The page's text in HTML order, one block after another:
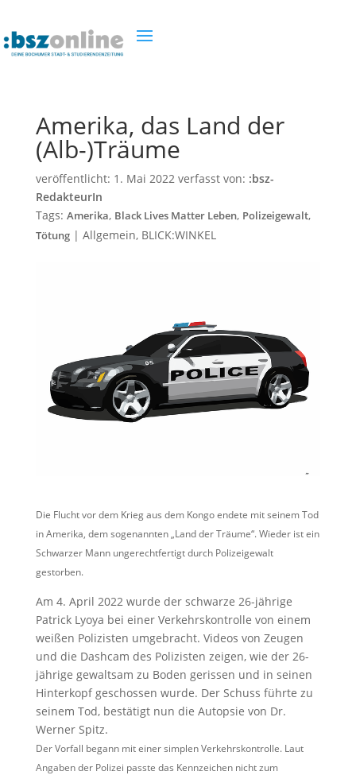
Amerika, das Land der
(Alb-)Träume
veröffentlicht: 1. Mai 2022verfasst von: :bsz-
RedakteurIn
Tags: Amerika, Black Lives Matter Leben, Polizeigewalt,
Tötung| Allgemein, BLICK:WINKEL
Die Flucht vor dem Krieg aus dem Kongo endete mit seinem Tod
in Amerika, dem sogenannten „Land der Träume“. Wieder ist ein
Schwarzer Mann ungerechtfertigt durch Polizeigewalt
gestorben.
Am 4. April 2022 wurde der schwarze 26-jährige
Patrick Lyoya bei einer Verkehrskontrolle von einem
weißen Polizisten umgebracht. Videos von Zeugen
und die Dashcam des Polizisten zeigen, wie der 26-
jährige gewaltsam zu Boden gerissen und in seinen
Hinterkopf geschossen wurde. Der Schuss führte zu
seinem Tod, bestätigt nun die Autopsie von Dr.
Werner Spitz.
Der Vorfall begann mit einer simplen Verkehrskontrolle. Laut
Angaben der Polizei passte das Kennzeichen nicht zum